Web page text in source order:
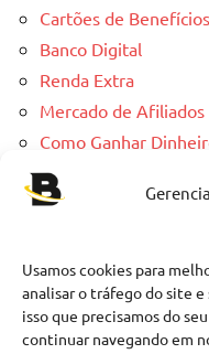
Usamos cookies para
analisar o tráfego do site e
isso que precisamos do
continuar navegando em
Cartões de Benefícios
Banco Digital
Renda Extra
Mercado de Afiliados
Como Ganhar
LINKS
Política de Cookies
Política de